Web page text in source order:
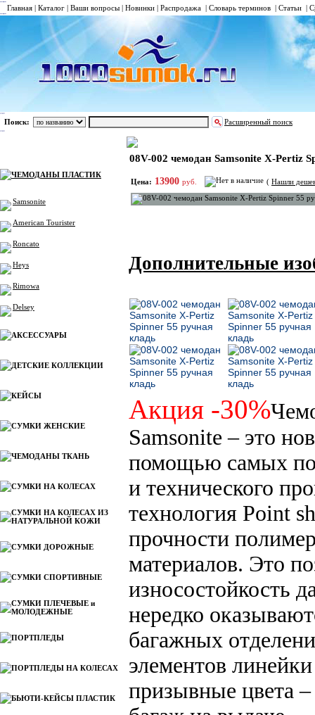
Главная | Каталог | Ваши вопросы | Новинки | Распродажа | Словарь терминов | Статьи |
Поиск: Расширенный поиск
ЧЕМОДАНЫ ПЛАСТИК
Samsonite
American Tourister
Roncato
Heys
Rimowa
Delsey
АКСЕССУАРЫ
ДЕТСКИЕ КОЛЛЕКЦИИ
КЕЙСЫ
СУМКИ ЖЕНСКИЕ
ЧЕМОДАНЫ ТКАНЬ
СУМКИ НА КОЛЕСАХ
СУМКИ НА КОЛЕСАХ ИЗ
НАТУРАЛЬНОЙ КОЖИ
СУМКИ ДОРОЖНЫЕ
СУМКИ СПОРТИВНЫЕ
СУМКИ ПЛЕЧЕВЫЕ и
МОЛОДЕЖНЫЕ
ПОРТПЛЕДЫ
ПОРТПЛЕДЫ НА КОЛЕСАХ
БЬЮТИ-КЕЙСЫ ПЛАСТИК
08V-002 чемодан Samsonite X-Pertiz
Цена: 13900 руб. ( Нашли
Дополнительные
Акция -30%
Samsonite – это
помощью самых
и технического
технология Point
прочности
материалов. Это
износостойкость
нередко
багажных
элементов
призывные цвета